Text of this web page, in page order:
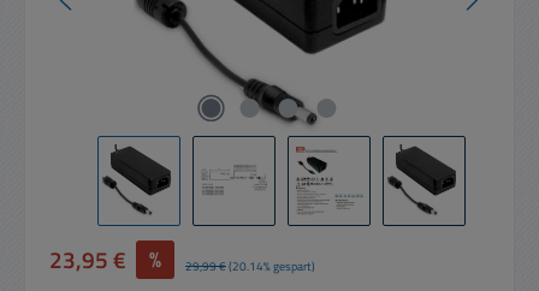
Verkaufspreis:
23,95 € % Regulärer Preis:
29,99 €(20.14% gespart)